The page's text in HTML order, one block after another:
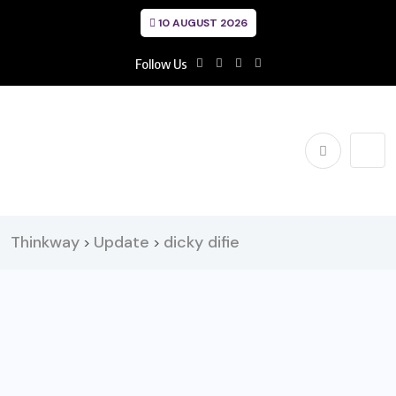
10 AUGUST 2026
Follow Us
Thinkway > Update > dicky difie